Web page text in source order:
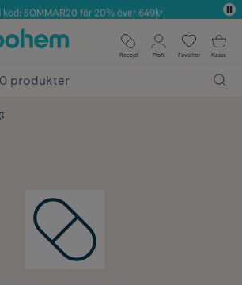
Butik 2025 inom Skönhet
kod: SOMMAR20 för 20% över 649kr
✓ Fri frakt
✓ Poäng på alla köp*
Recept Profil Favoriter Kassa